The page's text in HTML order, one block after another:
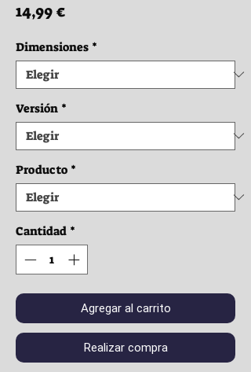
14,99 €
Dimensiones *
Versión *
Producto *
Cantidad *
Agregar al carrito
Realizar compra